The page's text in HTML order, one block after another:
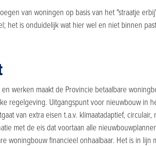
van woningen op basis van het "straatje
het is onduidelijk wat hier wel en niet binnen
werken maakt de Provincie betaalbare
regelgeving. Uitgangspunt voor nieuwbouw in
van extra eisen t.a.v. klimaatadaptief, circulair,
met de eis dat voortaan alle
woningbouw financieel onhaalbaar. Het is in lijn